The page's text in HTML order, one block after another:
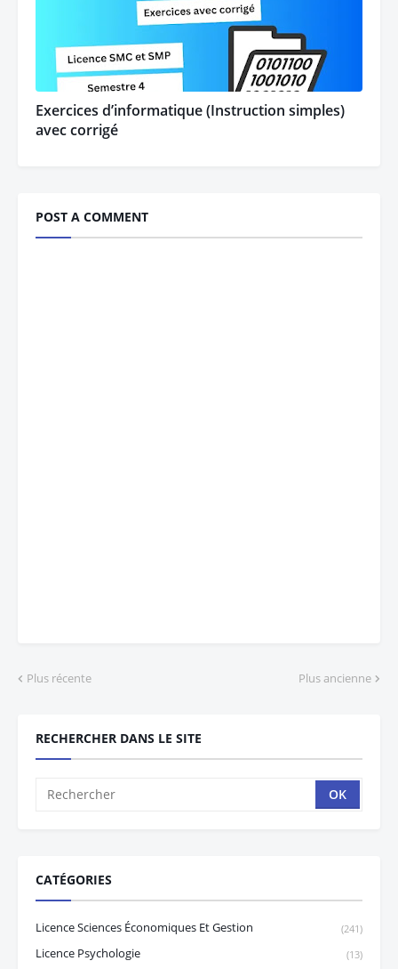
Exercices d’informatique (Instruction simples)
avec corrigé
POST A COMMENT
Plus récente Plus ancienne
RECHERCHER DANS LE SITE
CATÉGORIES
Licence Sciences Économiques Et Gestion (241)
Licence Psychologie (13)